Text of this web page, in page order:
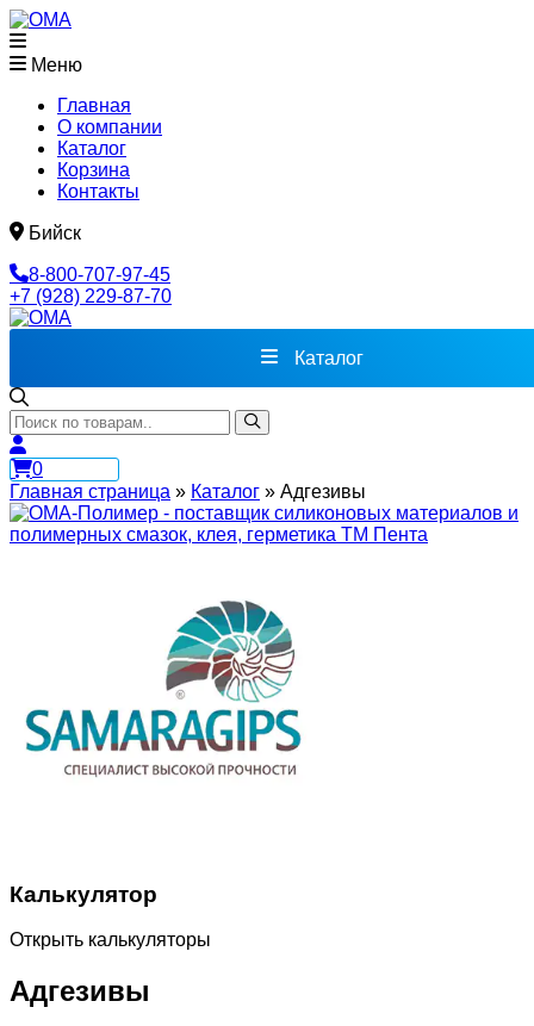
Меню
Главная
О компании
Каталог
Корзина
Контакты
Бийск
8-800-707-97-45
+7 (928) 229-87-70
Каталог
0
Главная страница » Каталог » Адгезивы
Калькулятор
Открыть калькуляторы
Адгезивы